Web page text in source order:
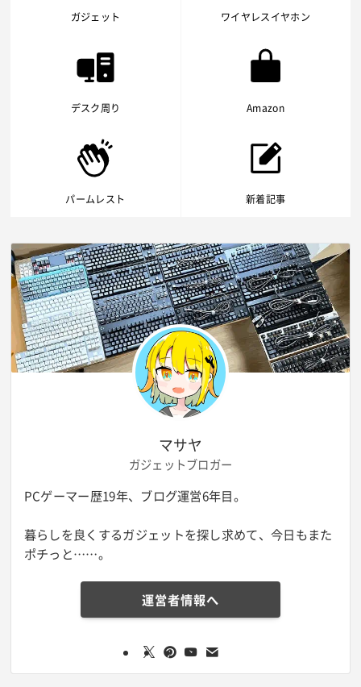
ガジェット ワイヤレスイヤホン
デスク周り Amazon
パームレスト 新着記事
マサヤ
ガジェットブロガー
PCゲーマー歴19年、ブログ運営6年目。
暮らしを良くするガジェットを探し求めて、今日もまた
ポチっと……。
運営者情報へ